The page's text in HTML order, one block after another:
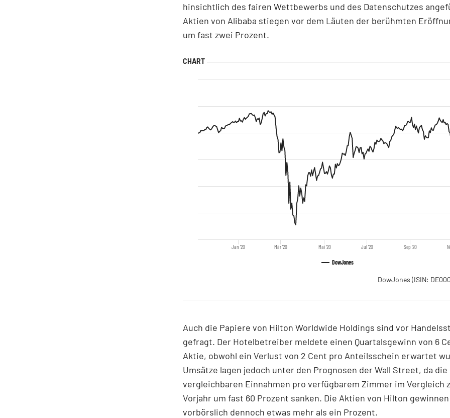
hinsichtlich des fairen Wettbewerbs und des Datenschutzes
Aktien von Alibaba stiegen vor dem Läuten der berühmten
um fast zwei Prozent.
DowJones
Jan '20 Mär '20 Mai '20 Jul '20 Sep '20
DowJones (ISIN:
Auch die Papiere von Hilton Worldwide Holdings sind vor
gefragt. Der Hotelbetreiber meldete einen Quartalsgewinn von 6
Aktie, obwohl ein Verlust von 2 Cent pro Anteilsschein erwartet
Umsätze lagen jedoch unter den Prognosen der Wall Street, da die
vergleichbaren Einnahmen pro verfügbarem Zimmer im Vergleich
Vorjahr um fast 60 Prozent sanken. Die Aktien von Hilton gewinnen
vorbörslich dennoch etwas mehr als ein Prozent.